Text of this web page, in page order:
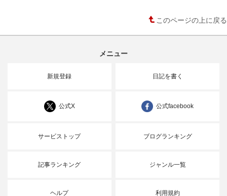
このページの上に戻る
メニュー
新規登録 日記を書く
公式X 公式facebook
サービストップ ブログランキング
記事ランキング ジャンル一覧
ヘルプ 利用規約